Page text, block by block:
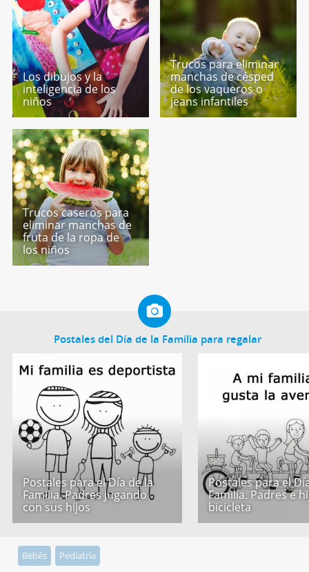
Los dibujos y la
inteligencia de los
niños
Trucos para eliminar
manchas de césped
de los vaqueros o
jeans infantiles
Trucos caseros para
eliminar manchas de
fruta de la ropa de
los niños
Postales del Día de la Familia para regalar
Postales para el Día de la
Familia. Padres jugando
con sus hijos
Postales para el
Familia. Padres e
bicicleta
Bebés Pediatría